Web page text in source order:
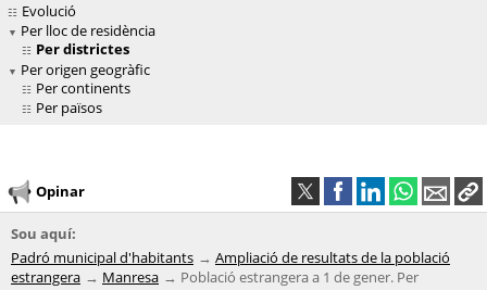
Evolució
Per lloc de residència
Per districtes
Per origen geogràfic
Per continents
Per països
Opinar
Sou aquí:
Padró municipal d'habitants
Ampliació de resultats de la població
estrangera
Manresa
Població estrangera a 1 de gener. Per